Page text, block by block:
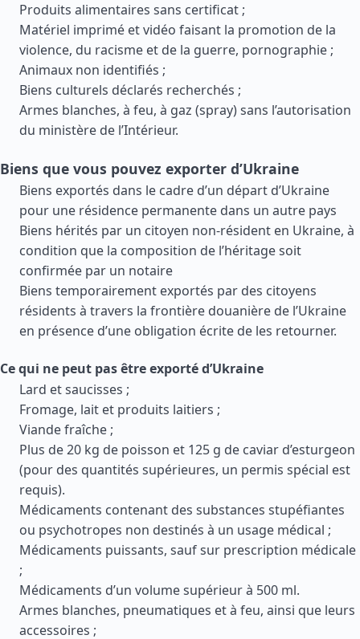
Produits alimentaires sans certificat ;
Matériel imprimé et vidéo faisant la promotion de la
violence, du racisme et de la guerre, pornographie ;
Animaux non identifiés ;
Biens culturels déclarés recherchés ;
Armes blanches, à feu, à gaz (spray) sans l’autorisation
du ministère de l’Intérieur.
Biens que vous pouvez exporter d’Ukraine
Biens exportés dans le cadre d’un départ d’Ukraine
pour une résidence permanente dans un autre pays
Biens hérités par un citoyen non-résident en Ukraine, à
condition que la composition de l’héritage soit
confirmée par un notaire
Biens temporairement exportés par des citoyens
résidents à travers la frontière douanière de l’Ukraine
en présence d’une obligation écrite de les retourner.
Ce qui ne peut pas être exporté d’Ukraine
Lard et saucisses ;
Fromage, lait et produits laitiers ;
Viande fraîche ;
Plus de 20 kg de poisson et 125 g de caviar d’esturgeon
(pour des quantités supérieures, un permis spécial est
requis).
Médicaments contenant des substances stupéfiantes
ou psychotropes non destinés à un usage médical ;
Médicaments puissants, sauf sur prescription médicale
;
Médicaments d’un volume supérieur à 500 ml.
Armes blanches, pneumatiques et à feu, ainsi que leurs
accessoires ;